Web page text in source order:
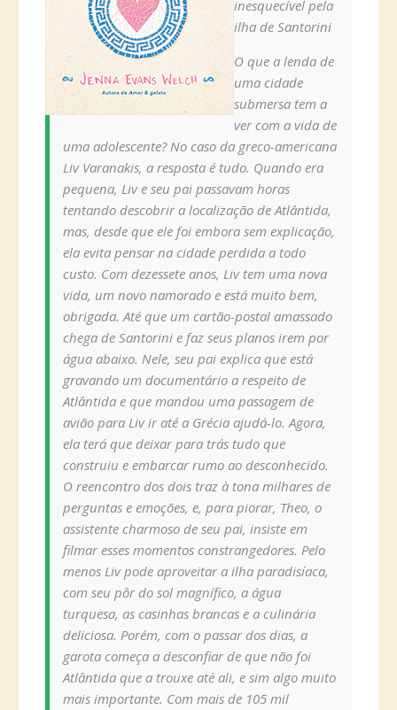
inesquecível pela
ilha de Santorini
O que a lenda de
uma cidade
submersa tem a
ver com a vida de
uma adolescente? No caso da greco-americana
Liv Varanakis, a resposta é tudo. Quando era
pequena, Liv e seu pai passavam horas
tentando descobrir a localização de Atlântida,
mas, desde que ele foi embora sem explicação,
ela evita pensar na cidade perdida a todo
custo. Com dezessete anos, Liv tem uma nova
vida, um novo namorado e está muito bem,
obrigada. Até que um cartão-postal amassado
chega de Santorini e faz seus planos irem por
água abaixo. Nele, seu pai explica que está
gravando um documentário a respeito de
Atlântida e que mandou uma passagem de
avião para Liv ir até a Grécia ajudá-lo. Agora,
ela terá que deixar para trás tudo que
construiu e embarcar rumo ao desconhecido.
O reencontro dos dois traz à tona milhares de
perguntas e emoções, e, para piorar, Theo, o
assistente charmoso de seu pai, insiste em
filmar esses momentos constrangedores. Pelo
menos Liv pode aproveitar a ilha paradisíaca,
com seu pôr do sol magnífico, a água
turquesa, as casinhas brancas e a culinária
deliciosa. Porém, com o passar dos dias, a
garota começa a desconfiar de que não foi
Atlântida que a trouxe até ali, e sim algo muito
mais importante. Com mais de 105 mil